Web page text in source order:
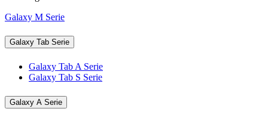
Galaxy M Serie
Galaxy Tab Serie
Galaxy Tab A Serie
Galaxy Tab S Serie
Galaxy A Serie